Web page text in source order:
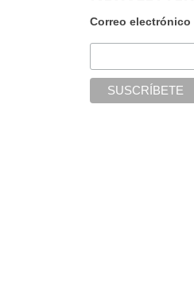
Correo electrónico